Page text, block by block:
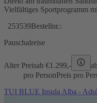
Vielfältiges Sportprogramm
253539Bestellnr.:
Pauschalreise
Alter Preisab €1.299,-
pro PersonPreis pro
TUI BLUE Insula Alba -